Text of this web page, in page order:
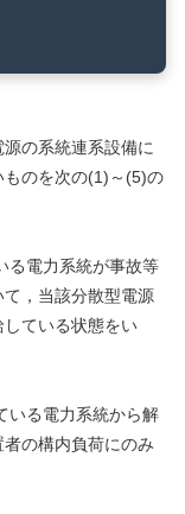
源の系統連系設備に
のを次の(1)～(5)の
電力系統が事故等
，当該分散型電源
ている状態をい
る電力系統から解
の構内負荷にのみ